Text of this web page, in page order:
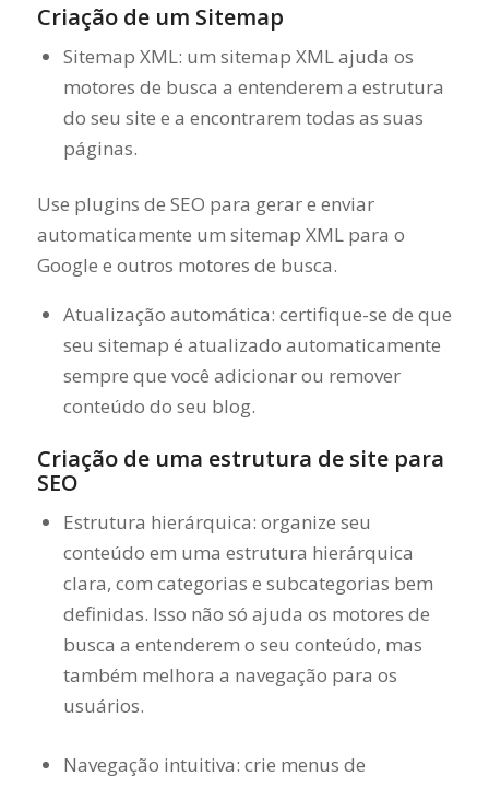
Criação de um Sitemap
Sitemap XML: um sitemap XML ajuda os
motores de busca a entenderem a estrutura
do seu site e a encontrarem todas as suas
páginas.
Use plugins de SEO para gerar e enviar
automaticamente um sitemap XML para o
Google e outros motores de busca.
Atualização automática: certifique-se de que
seu sitemap é atualizado automaticamente
sempre que você adicionar ou remover
conteúdo do seu blog.
Criação de uma estrutura de site para
SEO
Estrutura hierárquica: organize seu
conteúdo em uma estrutura hierárquica
clara, com categorias e subcategorias bem
definidas. Isso não só ajuda os motores de
busca a entenderem o seu conteúdo, mas
também melhora a navegação para os
usuários.
Navegação intuitiva: crie menus de